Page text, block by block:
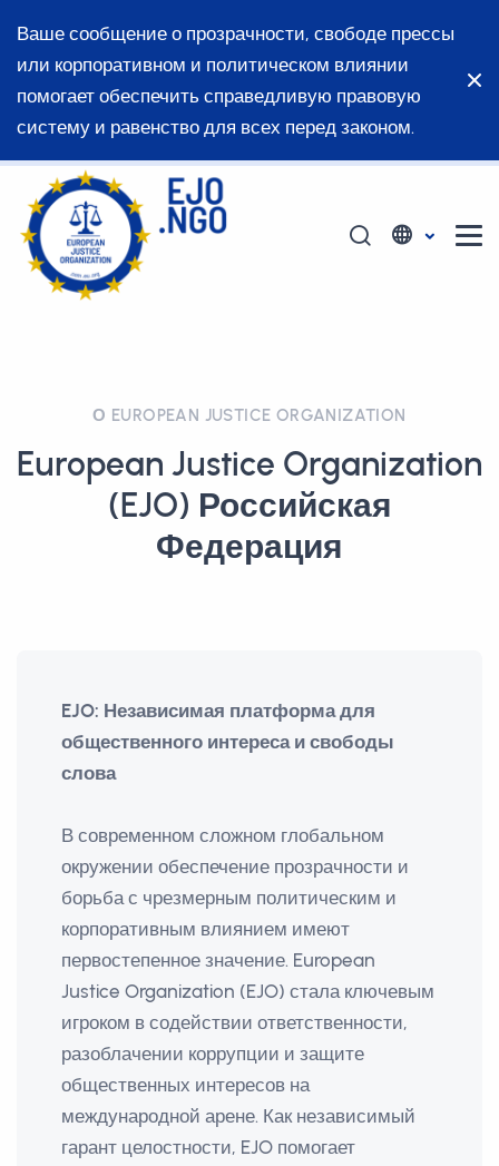
Ваше сообщение о прозрачности, свободе прессы
или корпоративном и политическом влиянии
помогает обеспечить справедливую правовую
систему и равенство для всех перед законом.
О EUROPEAN JUSTICE ORGANIZATION
European Justice Organization
(EJO) Российская
Федерация
EJO: Независимая платформа для
общественного интереса и свободы
слова
В современном сложном глобальном
окружении обеспечение прозрачности и
борьба с чрезмерным политическим и
корпоративным влиянием имеют
первостепенное значение. European
Justice Organization (EJO) стала ключевым
игроком в содействии ответственности,
разоблачении коррупции и защите
общественных интересов на
международной арене. Как независимый
гарант целостности, EJO помогает